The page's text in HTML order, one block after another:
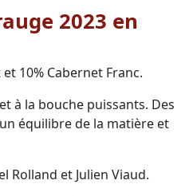
2023 en
10% Cabernet Franc.
à la bouche puissants. Des
équilibre de la matière et
Rolland et Julien Viaud.